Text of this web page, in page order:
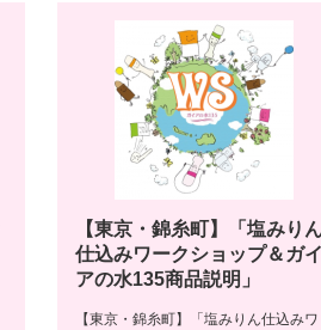
【東京・錦糸町】「塩みり
仕込みワークショップ＆ガイ
アの水135商品説明」
【東京・錦糸町】「塩みりん仕込みワ